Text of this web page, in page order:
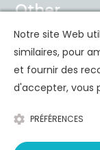
Other
AI Literacy
ChatGPT
Google Apps
Communication
Leadership &
Notre site Web
similaires, pour
et fournir des
d'accepter, vous
PRÉFÉRENCES